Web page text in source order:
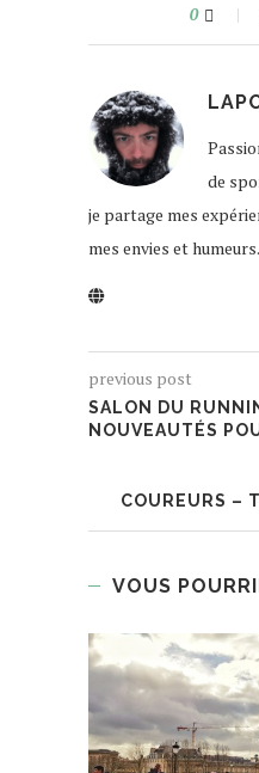
0
de
je partage mes
mes envies et
previous post
SALON DU
NOUVEAUTÉS
COUREURS –
VOUS